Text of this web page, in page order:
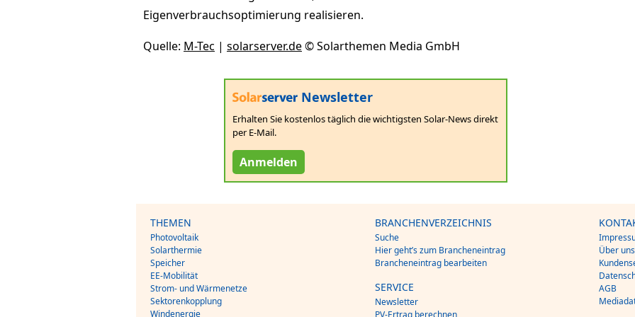
Eigenverbrauchsoptimierung realisieren.
Quelle: M-Tec | solarserver.de© Solarthemen Media GmbH
Newsletter
Erhalten Sie kostenlos täglich die wichtigsten Solar-News direkt
per E-Mail.
Anmelden
THEMEN
Photovoltaik
Solarthermie
Speicher
EE-Mobilität
Strom- und Wärmenetze
Sektorenkopplung
Windenergie
BRANCHENVERZEICHNIS
Suche
Hier geht’s zum Brancheneintrag
Brancheneintrag bearbeiten
SERVICE
Newsletter
PV-Ertrag berechnen
Über uns
AGB